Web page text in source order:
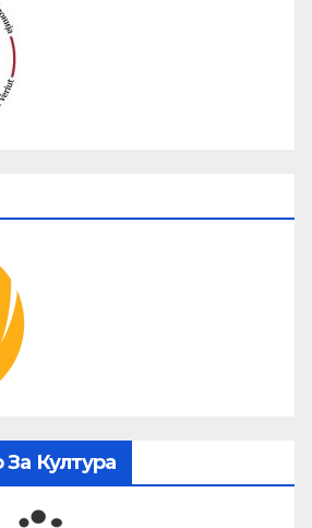
Култура